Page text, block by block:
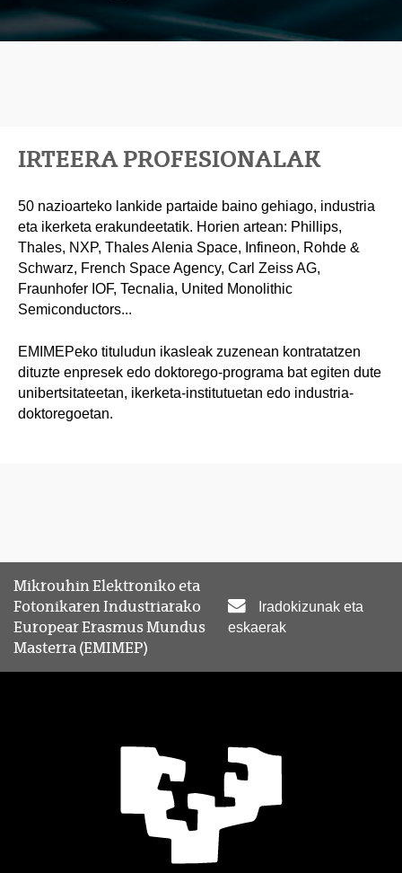
IRTEERA PROFESIONALAK
50 nazioarteko lankide partaide baino gehiago, industria
eta ikerketa erakundeetatik. Horien artean: Phillips,
Thales, NXP, Thales Alenia Space, Infineon, Rohde &
Schwarz, French Space Agency, Carl Zeiss AG,
Fraunhofer IOF, Tecnalia, United Monolithic
Semiconductors...
EMIMEPeko tituludun ikasleak zuzenean kontratatzen
dituzte enpresek edo doktorego-programa bat egiten dute
unibertsitateetan, ikerketa-institutuetan edo industria-
doktoregoetan.
Mikrouhin Elektroniko eta
Fotonikaren Industriarako
Europear Erasmus Mundus
Masterra (EMIMEP)
Iradokizunak eta
eskaerak